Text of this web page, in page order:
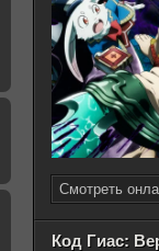
Смотреть
Код Гиас: